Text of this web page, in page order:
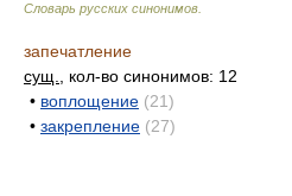
Словарь русских синонимов
запечатление
сущ.
, кол-во синонимов: 12
• воплощение (21)
• закрепление (27)